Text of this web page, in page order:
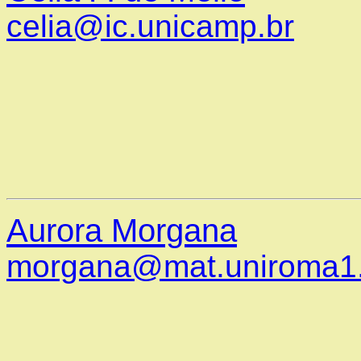
celia@ic.unicamp.br
Aurora Morgana